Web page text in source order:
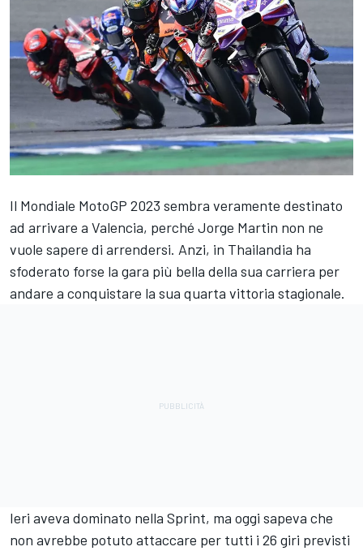
Il Mondiale MotoGP 2023 sembra veramente destinato
ad arrivare a Valencia, perché Jorge Martin non ne
vuole sapere di arrendersi. Anzi, in Thailandia ha
sfoderato forse la gara più bella della sua carriera per
andare a conquistare la sua quarta vittoria stagionale.
Ieri aveva dominato nella Sprint, ma oggi sapeva che
non avrebbe potuto attaccare per tutti i 26 giri previsti